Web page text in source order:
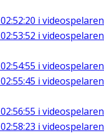
02:52:20 i videospelaren
02:53:52 i videospelaren
02:54:55 i videospelaren
02:55:45 i videospelaren
02:56:55 i videospelaren
02:58:23 i videospelaren